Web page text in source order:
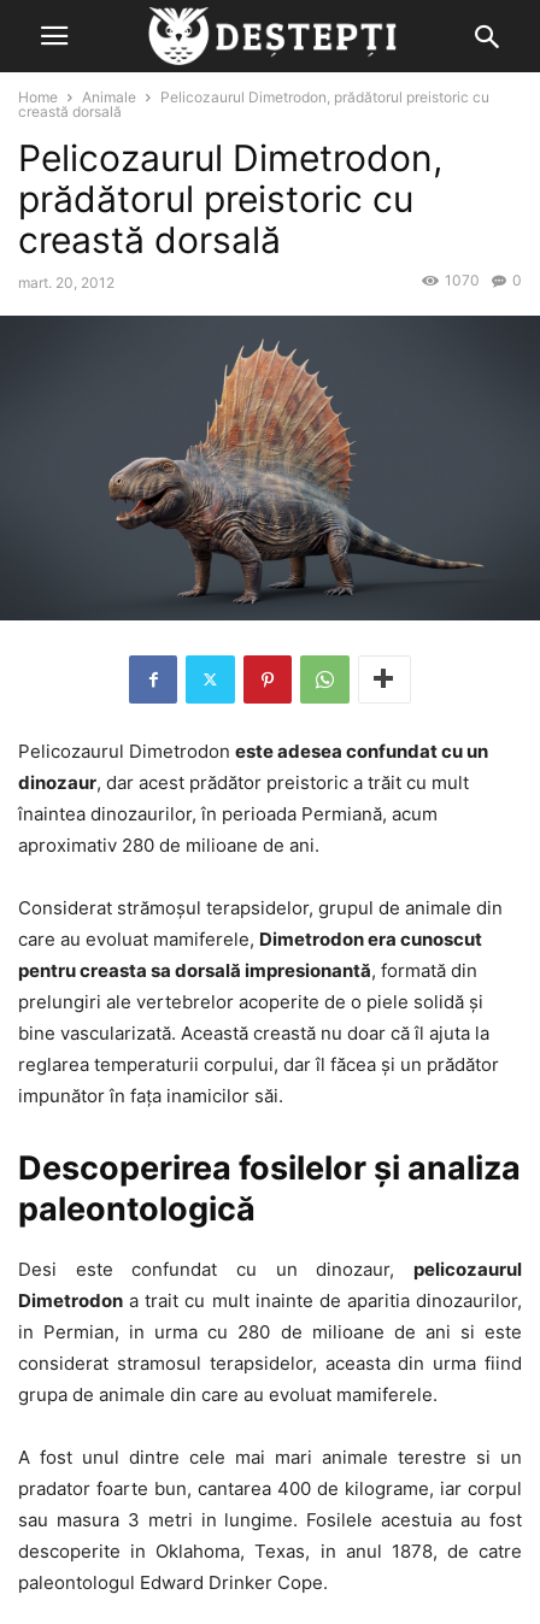
Home Animale
Pelicozaurul Dimetrodon, prădătorul preistoric cu
creastă dorsală
Pelicozaurul Dimetrodon,
prădătorul preistoric cu
creastă dorsală
mart. 20, 2012 0
1070
Pelicozaurul Dimetrodon este adesea confundat cu un
dinozaur, dar acest prădător preistoric a trăit cu mult
înaintea dinozaurilor, în perioada Permiană, acum
aproximativ 280 de milioane de ani.
Considerat strămoșul terapsidelor, grupul de animale din
care au evoluat mamiferele, Dimetrodon era cunoscut
pentru creasta sa dorsală impresionantă, formată din
prelungiri ale vertebrelor acoperite de o piele solidă și
bine vascularizată. Această creastă nu doar că îl ajuta la
reglarea temperaturii corpului, dar îl făcea și un prădător
impunător în fața inamicilor săi.
Descoperirea fosilelor și analiza
paleontologică
Desi este confundat cu un dinozaur, pelicozaurul
Dimetrodon a trait cu mult inainte de aparitia dinozaurilor,
in Permian, in urma cu 280 de milioane de ani si este
considerat stramosul terapsidelor, aceasta din urma fiind
grupa de animale din care au evoluat mamiferele.
A fost unul dintre cele mai mari animale terestre si un
pradator foarte bun, cantarea 400 de kilograme, iar corpul
sau masura 3 metri in lungime. Fosilele acestuia au fost
descoperite in Oklahoma, Texas, in anul 1878, de catre
paleontologul Edward Drinker Cope.